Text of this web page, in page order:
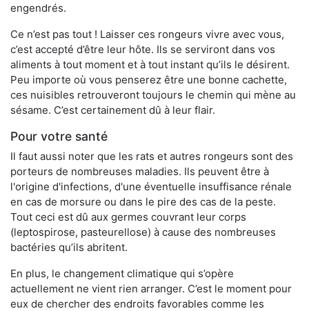
engendrés.
Ce n’est pas tout ! Laisser ces rongeurs vivre avec vous,
c’est accepté d’être leur hôte. Ils se serviront dans vos
aliments à tout moment et à tout instant qu’ils le désirent.
Peu importe où vous penserez être une bonne cachette,
ces nuisibles retrouveront toujours le chemin qui mène au
sésame. C’est certainement dû à leur flair.
Pour votre santé
Il faut aussi noter que les rats et autres rongeurs sont des
porteurs de nombreuses maladies. Ils peuvent être à
l'origine d'infections, d'une éventuelle insuffisance rénale
en cas de morsure ou dans le pire des cas de la peste.
Tout ceci est dû aux germes couvrant leur corps
(leptospirose, pasteurellose) à cause des nombreuses
bactéries qu’ils abritent.
En plus, le changement climatique qui s’opère
actuellement ne vient rien arranger. C’est le moment pour
eux de chercher des endroits favorables comme les